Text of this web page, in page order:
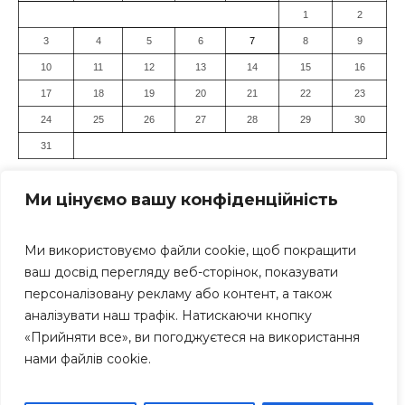
Ми цінуємо вашу конфіденційність
Ми використовуємо файли cookie, щоб покращити
ваш досвід перегляду веб-сторінок, показувати
персоналізовану рекламу або контент, а також
аналізувати наш трафік. Натискаючи кнопку
«Прийняти все», ви погоджуєтеся на використання
нами файлів cookie.
1 2
3 4 5 6 7 8 9
10 11 12 13 14 15 16
17 18 19 20 21 22 23
24 25 26 27 28 29 30
31
Засновник: Громадська організація "Дніпровський Прес-
Клуб" Всі права захищені. Використання матеріалів
інтернет-видань - гіперпосилання) на «Дніпро Інформ»